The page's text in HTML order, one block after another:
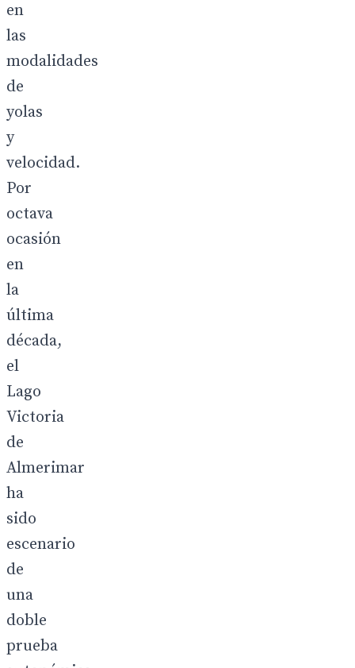
en
las
modalidades
de
yolas
y
velocidad.
Por
octava
ocasión
en
la
última
década,
el
Lago
Victoria
de
Almerimar
ha
sido
escenario
de
una
doble
prueba